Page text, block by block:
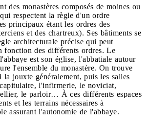
des monastères composés de moines ou
respectent la règle d'un ordre
principaux étant les ordres des
et des chartreux). Ses bâtiments se
architecturale précise qui peut
fonction des différents ordres. Le
est son église, l'abbatiale autour
l'ensemble du monastère. On trouve
jouxte généralement, puis les salles
l'infirmerie, le noviciat,
le parloir… À ces différents espaces
et les terrains nécessaires à
assurant l'autonomie de l'abbaye.